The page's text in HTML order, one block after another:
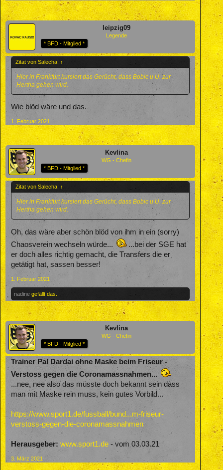
leipzig09
Legende
* BFD - Mitglied *
Zitat von Salecha: ↑
Hier in Frankfurt kursiert das Gerücht, dass Bobic u U. zur
Hertha gehen wird.
Wie blöd wäre und das.
1. Februar 2021
Kevlina
WG - Chefin
* BFD - Mitglied *
Zitat von Salecha: ↑
Hier in Frankfurt kursiert das Gerücht, dass Bobic u U. zur
Hertha gehen wird.
Oh, das wäre aber schön blöd von ihm in ein (sorry)
Chaosverein wechseln würde...
...bei der SGE hat
er doch alles richtig gemacht, die Transfers die er
getätigt hat, sassen besser!
1. Februar 2021
nadine gefällt das.
Kevlina
WG - Chefin
* BFD - Mitglied *
Trainer Pal Dardai ohne Maske beim Friseur -
Verstoss gegen die Coronamassnahmen...
...nee, nee also das müsste doch bekannt sein dass
man mit Maske rein muss, kein gutes Vorbild...
https://www.sport1.de/fussball/bund...m-friseur-
verstoss-gegen-die-coronamassnahmen
Herausgeber: www.sport1.de - vom 03.03.21
3. März 2021